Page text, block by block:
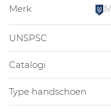
Merk
UNSPSC
Catalogi
Type handschoen